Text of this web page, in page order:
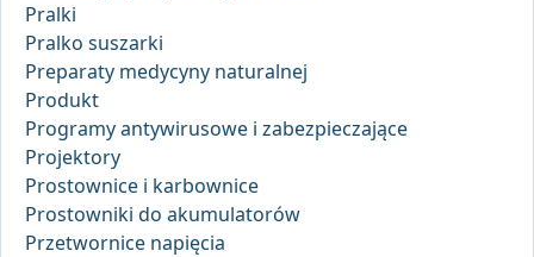
Pralki
Pralko suszarki
Preparaty medycyny naturalnej
Produkt
Programy antywirusowe i zabezpieczające
Projektory
Prostownice i karbownice
Prostowniki do akumulatorów
Przetwornice napięcia